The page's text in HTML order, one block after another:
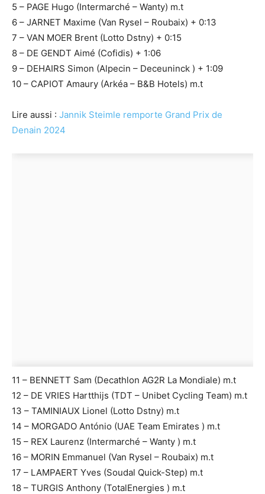
5 – PAGE Hugo (Intermarché – Wanty) m.t
6 – JARNET Maxime (Van Rysel – Roubaix) + 0:13
7 – VAN MOER Brent (Lotto Dstny) + 0:15
8 – DE GENDT Aimé (Cofidis) + 1:06
9 – DEHAIRS Simon (Alpecin – Deceuninck ) + 1:09
10 – CAPIOT Amaury (Arkéa – B&B Hotels) m.t
Lire aussi : Jannik Steimle remporte Grand Prix de
Denain 2024
11 – BENNETT Sam (Decathlon AG2R La Mondiale) m.t
12 – DE VRIES Hartthijs (TDT – Unibet Cycling Team) m.t
13 – TAMINIAUX Lionel (Lotto Dstny) m.t
14 – MORGADO António (UAE Team Emirates ) m.t
15 – REX Laurenz (Intermarché – Wanty ) m.t
16 – MORIN Emmanuel (Van Rysel – Roubaix) m.t
17 – LAMPAERT Yves (Soudal Quick-Step) m.t
18 – TURGIS Anthony (TotalEnergies ) m.t